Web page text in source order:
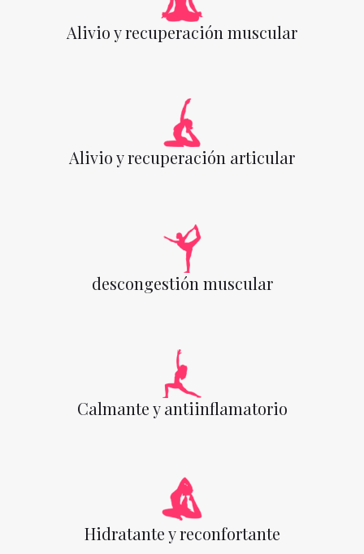
Alivio y recuperación muscular
Alivio y recuperación articular
descongestión muscular
Calmante y antiinflamatorio
Hidratante y reconfortante